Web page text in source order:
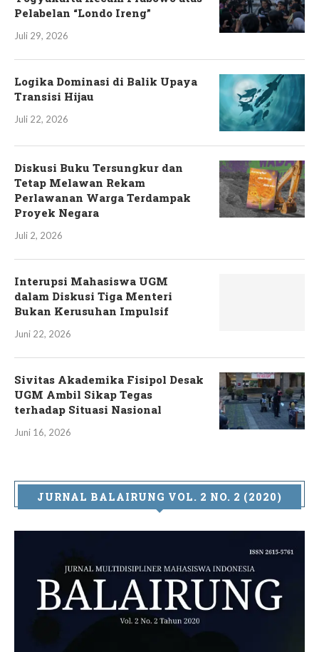
Pelabelan “Londo Ireng”
Juli 29, 2026
Logika Dominasi di Balik Upaya
Transisi Hijau
Juli 22, 2026
Diskusi Buku Tersungkur dan
Tetap Melawan Rekam
Perlawanan Warga Terdampak
Proyek Negara
Juli 2, 2026
Interupsi Mahasiswa UGM
dalam Diskusi Tiga Menteri
Bukan Kerusuhan Impulsif
Juni 22, 2026
Sivitas Akademika Fisipol Desak
UGM Ambil Sikap Tegas
terhadap Situasi Nasional
Juni 16, 2026
JURNAL BALAIRUNG VOL. 2 NO. 2 (2020)